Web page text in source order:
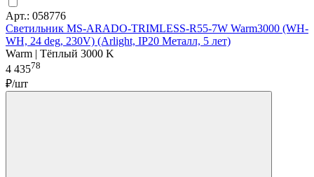
Арт.: 058776
Светильник MS-ARADO-TRIMLESS-R55-7W Warm3000 (WH-
WH, 24 deg, 230V) (Arlight, IP20 Металл, 5 лет)
Warm | Тёплый 3000 K
4 43578
₽/шт